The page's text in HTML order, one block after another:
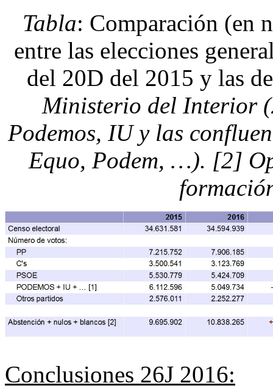
Tabla: Comparación (en
entre las elecciones
del 20D del 2015 y las
Ministerio del Interior
Podemos, IU y las
Equo, Podem, …). [2]
Conclusiones 26J 2016: